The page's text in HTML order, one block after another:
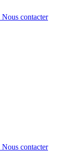
Nous contacter
Nous contacter